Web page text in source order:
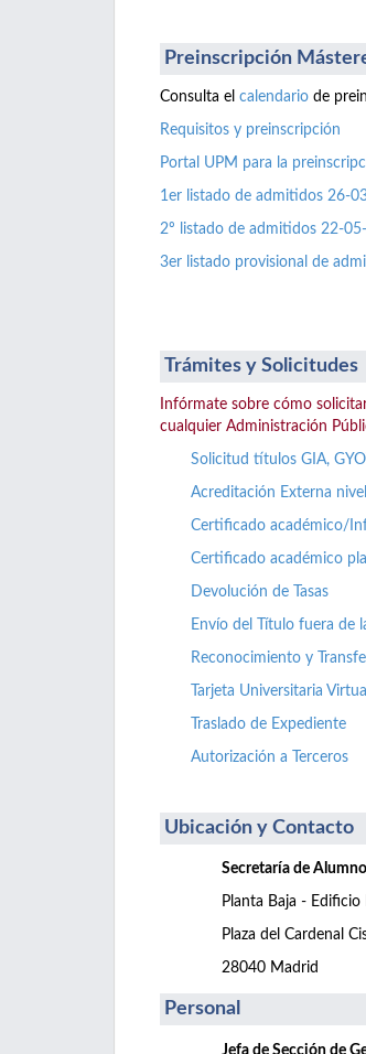
Preinscripción
Consulta el calendario de
Requisitos y preinscripción
Portal UPM para la
1er listado de admitidos 26-
2º listado de admitidos 22-
3er listado provisional de
Trámites y Solicitudes
Infórmate sobre cómo
cualquier Administración
Solicitud títulos GIA,
Acreditación Externa
Certificado académico/
Certificado académico
Devolución de Tasas
Envío del Título fuera de
Reconocimiento y
Tarjeta Universitaria Virtual
Traslado de Expediente
Autorización a Terceros
Ubicación y Contacto
Secretaría de
Planta Baja - Edificio
Plaza del Cardenal
28040 Madrid
Personal
Jefa de Sección de